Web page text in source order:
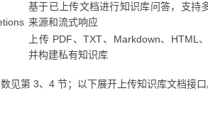
基于已上传文档进行知识库问答，支持
来源和流式响应
上传 PDF、TXT、Markdown、HTML
并构建私有知识库
见第 3、4 节；以下展开上传知识库文档接口